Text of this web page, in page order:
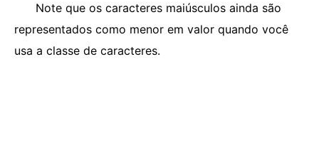
Note que os caracteres maiúsculos ainda são
representados como menor em valor quando você
usa a classe de caracteres.